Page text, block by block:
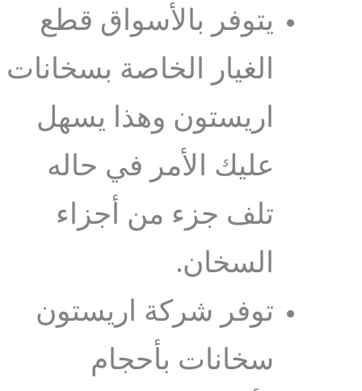
يتوفر بالأسواق قطع
الغيار الخاصة بسخانات
اريستون وهذا يسهل
عليك الأمر في حاله
تلف جزء من أجزاء
السخان.
توفر شركة اريستون
سخانات بأحجام